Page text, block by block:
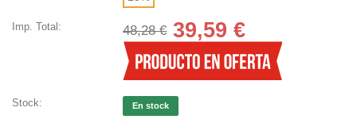
Imp. Total: 48,28 € 39,59 €
Stock: En stock